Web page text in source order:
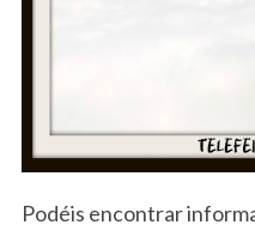
Podéis encontrar